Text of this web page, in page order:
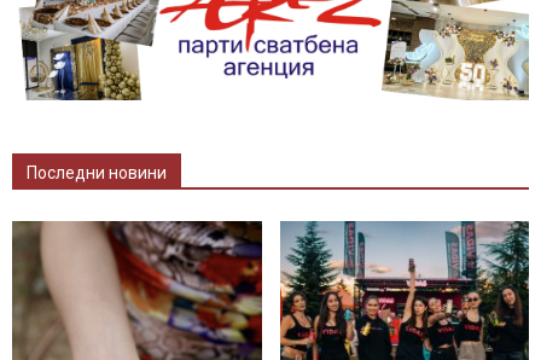
Последни новини